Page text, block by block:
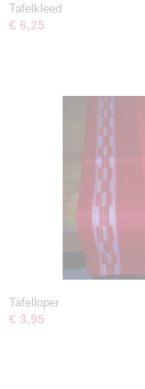
Tafelkleed
€ 6,25
Tafelloper
€ 3,95